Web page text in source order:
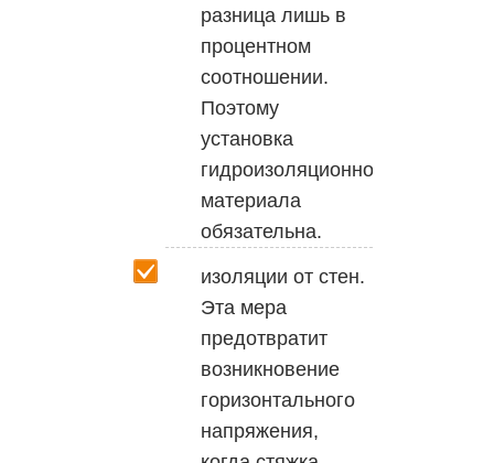
разница лишь в
процентном
соотношении.
Поэтому
установка
гидроизоляционного
материала
обязательна.
изоляции от стен.
Эта мера
предотвратит
возникновение
горизонтального
напряжения,